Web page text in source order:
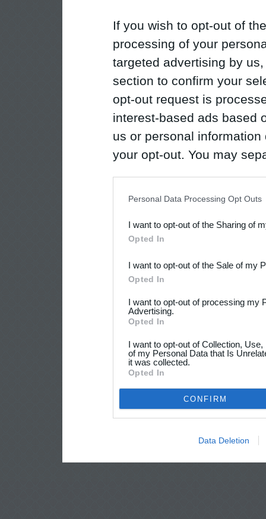
If you wish to opt-out of
processing of your
targeted advertising by
section to confirm your
opt-out request is
interest-based ads based
us or personal
your opt-out. You may
Downstream Participants
third parties.
Personal Data Processing Opt Outs
I want to opt-out of the Sharing of
Opted In
I want to opt-out of the Sale of my
Opted In
I want to opt-out of processing my
Advertising.
Opted In
I want to opt-out of Collection,
of my Personal Data that Is
it was collected.
Opted In
CONFIRM
Data Deletion